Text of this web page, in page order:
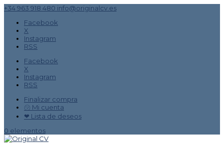
+34 963 918 480 info@originalcv.es
Facebook
X
Instagram
RSS
Facebook
X
Instagram
RSS
Finalizar compra
㋡ Mi cuenta
❤ Lista de deseos
0 elementos